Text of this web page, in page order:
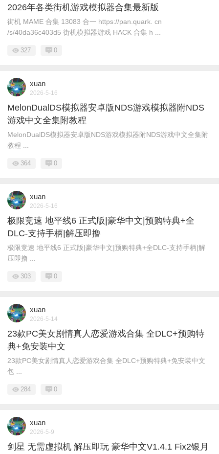
2026年各类街机游戏模拟器合集最新版
街机 MAME 合集 13083 合一 https://pan.quark. cn
/s/40da36c403d5 街机模拟器游戏 HACK 合集 h ...
327 0
xuan
2026-5-16
MelonDualDS模拟器安卓版NDS游戏模拟器附NDS
游戏中文全集附教程
MelonDualDS模拟器安卓版NDS游戏模拟器附NDS游戏中文全集附
教程 ...
364 0
xuan
2026-5-16
极限竞速 地平线6 正式版|豪华中文|预购特典+全
DLC-支持手柄|解压即撸
极限竞速 地平线6 正式版|豪华中文|预购特典+全DLC-支持手柄|解
压即撸 ...
303 0
xuan
2026-5-14
23款PC美女剧情真人恋爱游戏合集 全DLC+预购特
典+免安装中文
23款PC美女剧情真人恋爱游戏合集 全DLC+预购特典+免安装中文
包 ...
284 0
xuan
2026-5-9
剑星 无需虚拟机 解压即玩 豪华中文V1.4.1 Fix2银月